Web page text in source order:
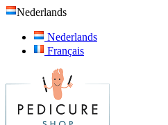
Nederlands
Nederlands
Français